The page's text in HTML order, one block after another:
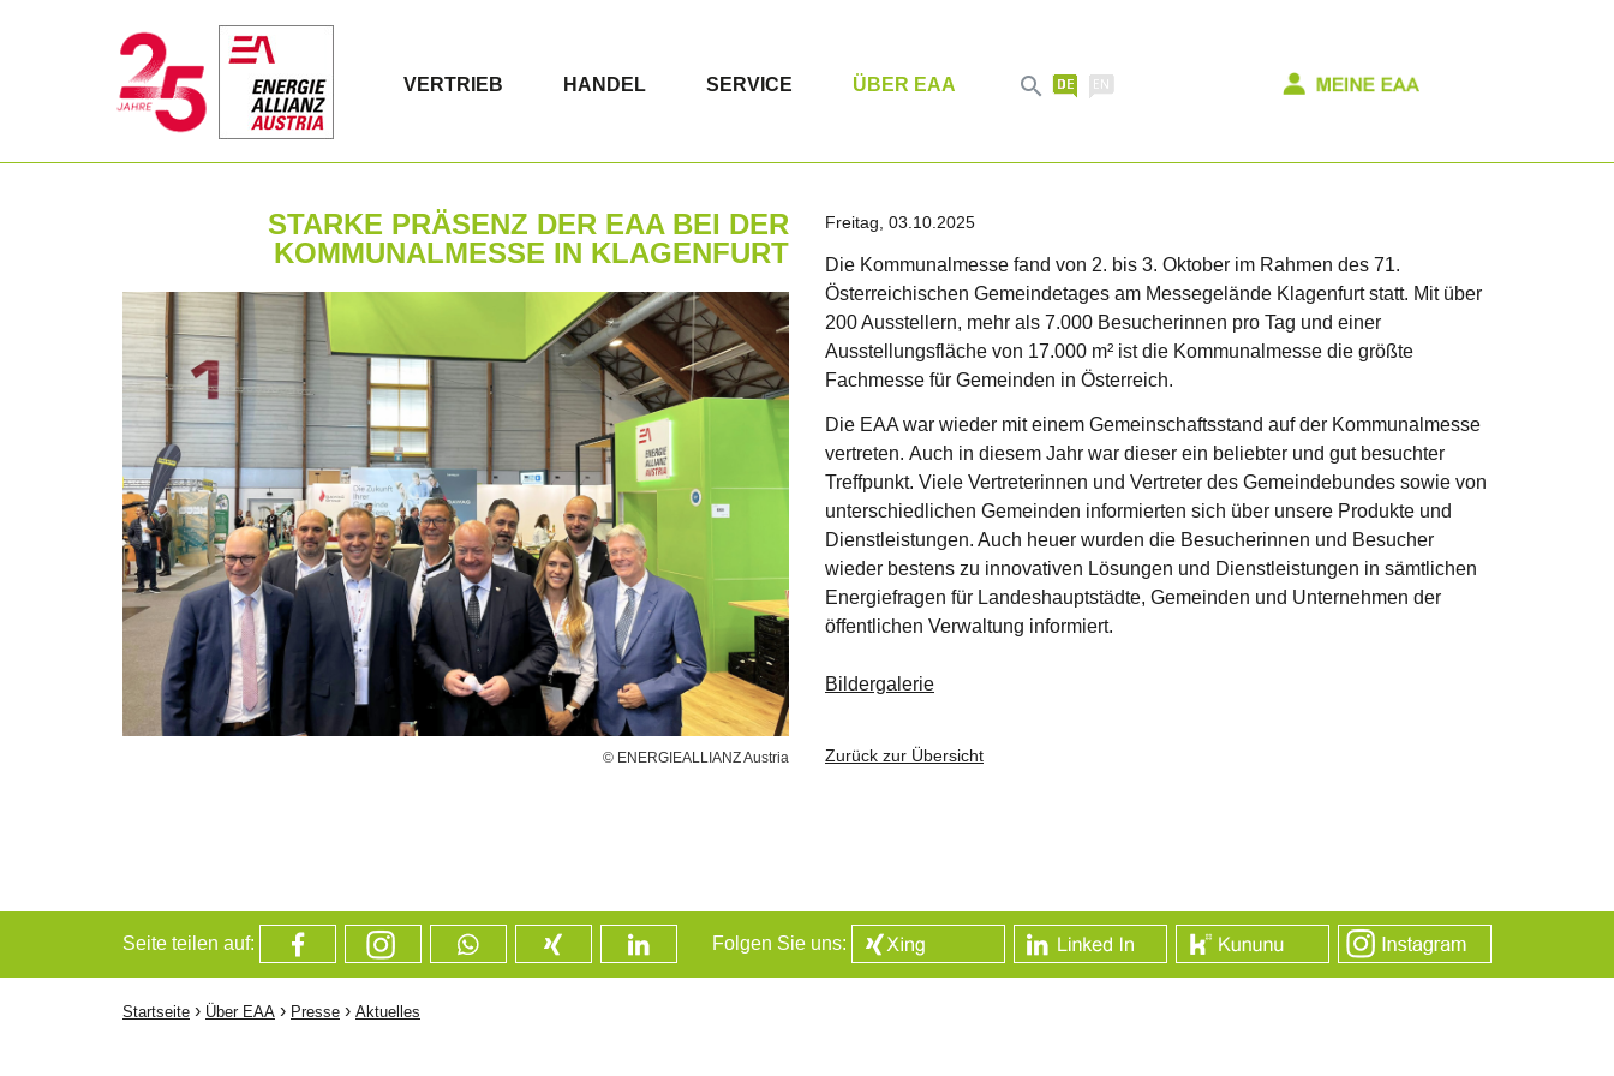
VERTRIEB HANDEL SERVICE ÜBER EAA 
STARKE PRÄSENZ DER EAA BEI DER
KOMMUNALMESSE IN KLAGENFURT
© ENERGIEALLIANZ Austria
Freitag, 03.10.2025
Die Kommunalmesse fand von 2. bis 3. Oktober im Rahmen des 71.
Österreichischen Gemeindetages am Messegelände Klagenfurt statt. Mit über
200 Ausstellern, mehr als 7.000 Besucherinnen pro Tag und einer
Ausstellungsfläche von 17.000 m² ist die Kommunalmesse die größte
Fachmesse für Gemeinden in Österreich.
Die EAA war wieder mit einem Gemeinschaftsstand auf der Kommunalmesse
vertreten. Auch in diesem Jahr war dieser ein beliebter und gut besuchter
Treffpunkt. Viele Vertreterinnen und Vertreter des Gemeindebundes sowie von
unterschiedlichen Gemeinden informierten sich über unsere Produkte und
Dienstleistungen. Auch heuer wurden die Besucherinnen und Besucher
wieder bestens zu innovativen Lösungen und Dienstleistungen in sämtlichen
Energiefragen für Landeshauptstädte, Gemeinden und Unternehmen der
öffentlichen Verwaltung informiert.
Bildergalerie
Zurück zur Übersicht
Seite teilen auf: Folgen Sie uns:
Startseite › Über EAA › Presse › Aktuelles